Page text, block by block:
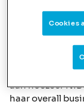
dat onze teams
erkenning voor
medewerkers,
samenwerking
voor de SEH
aan hoezeer
haar overall
Cookies